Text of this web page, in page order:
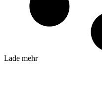
Lade mehr